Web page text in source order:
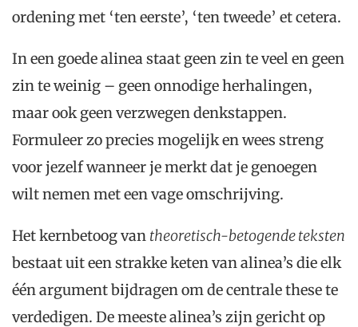
ordening met ‘ten eerste’, ‘ten tweede’ et cetera.
In een goede alinea staat geen zin te veel en geen
zin te weinig – geen onnodige herhalingen,
maar ook geen verzwegen denkstappen.
Formuleer zo precies mogelijk en wees streng
voor jezelf wanneer je merkt dat je genoegen
wilt nemen met een vage omschrijving.
Het kernbetoog van theoretisch-betogende teksten
bestaat uit een strakke keten van alinea’s die elk
één argument bijdragen om de centrale these te
verdedigen. De meeste alinea’s zijn gericht op